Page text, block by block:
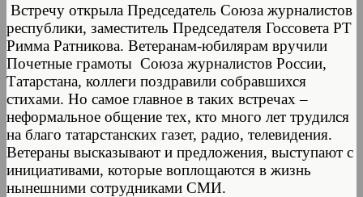
Встречу открыла Председатель Союза журналистов
республики, заместитель Председателя Госсовета РТ
Римма Ратникова. Ветеранам-юбилярам вручили
Почетные грамоты Союза журналистов России,
Татарстана, коллеги поздравили собравшихся
стихами. Но самое главное в таких встречах –
неформальное общение тех, кто много лет трудился
на благо татарстанских газет, радио, телевидения.
Ветераны высказывают и предложения, выступают с
инициативами, которые воплощаются в жизнь
нынешними сотрудниками СМИ.